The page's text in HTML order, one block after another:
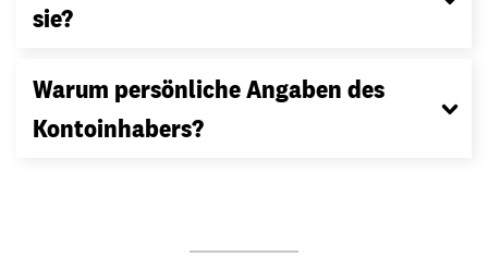
sie?
Warum persönliche Angaben des
Kontoinhabers?